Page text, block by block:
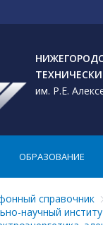
им. Р.Е.
ОБРАЗОВАНИЕ
справочник
научный